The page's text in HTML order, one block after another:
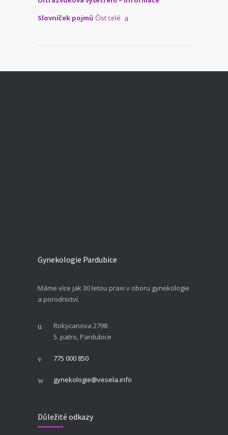
Slovníček pojmů Číst celé
Gynekologie Pardubice
Máme více jak 30 letou praxi v oboru gynekologie
a porodnictví.
Rokycanova 2798
5. patro, Pardubice
775 000 850
gynekologie@vesela.info
Důležité odkazy